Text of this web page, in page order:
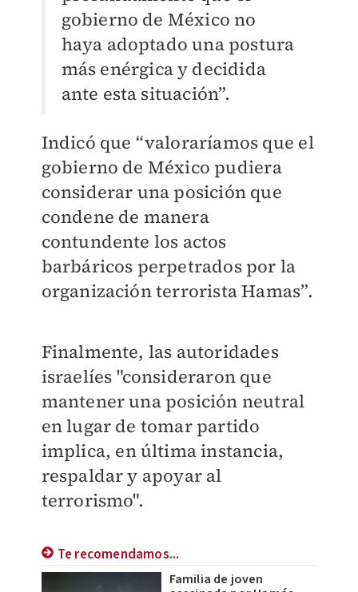
gobierno de México no
haya adoptado una postura
más enérgica y decidida
ante esta situación”.
Indicó que “valoraríamos que el
gobierno de México pudiera
considerar una posición que
condene de manera
contundente los actos
barbáricos perpetrados por la
organización terrorista Hamas”.
Finalmente, las autoridades
israelíes "consideraron que
mantener una posición neutral
en lugar de tomar partido
implica, en última instancia,
respaldar y apoyar al
terrorismo".
Te recomendamos...
Familia de joven